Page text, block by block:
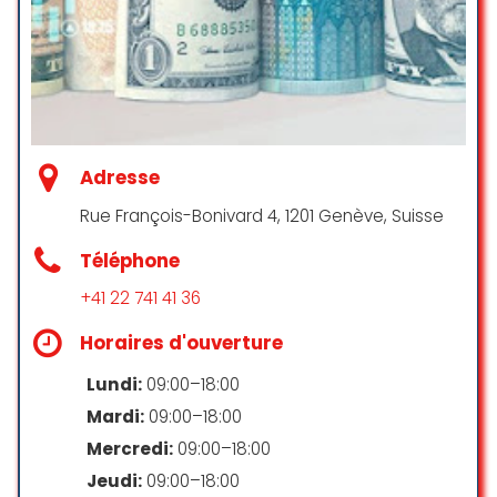
Franck
☆ 2/5
top ainsi que le service, et à la
moindre interrogation concernant
possible de les appeler. J’ai à
accompagné, tout ça avec
bienveillance.
Pour que les factures soit prises en
Adresse
Rue François-Bonivard 4, 1201 Genève, Suisse
Téléphone
+41 22 741 41 36
Horaires d'ouverture
Lundi: 09:00–18:00
Mardi: 09:00–18:00
Mercredi: 09:00–18:00
Jeudi: 09:00–18:00